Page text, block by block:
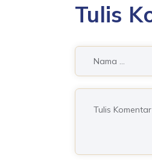
Tulis